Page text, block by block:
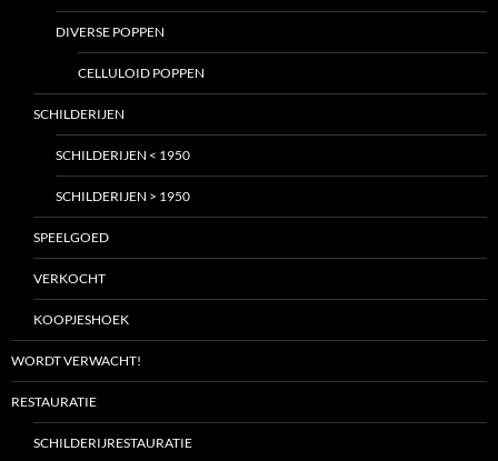
DIVERSE POPPEN
CELLULOID POPPEN
SCHILDERIJEN
SCHILDERIJEN < 1950
SCHILDERIJEN > 1950
SPEELGOED
VERKOCHT
KOOPJESHOEK
WORDT VERWACHT!
RESTAURATIE
SCHILDERIJRESTAURATIE